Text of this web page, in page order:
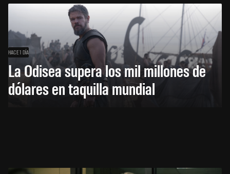
HACE 1 DÍA
La Odisea supera los mil millones de
dólares en taquilla mundial